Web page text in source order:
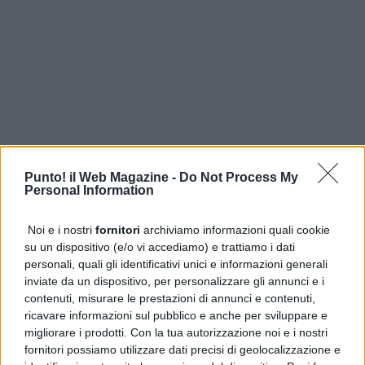
Punto! il Web Magazine - Do Not Process My
Personal Information
Noi e i nostri fornitori archiviamo informazioni quali cookie
su un dispositivo (e/o vi accediamo) e trattiamo i dati
personali, quali gli identificativi unici e informazioni generali
inviate da un dispositivo, per personalizzare gli annunci e i
contenuti, misurare le prestazioni di annunci e contenuti,
ricavare informazioni sul pubblico e anche per sviluppare e
migliorare i prodotti. Con la tua autorizzazione noi e i nostri
fornitori possiamo utilizzare dati precisi di geolocalizzazione e